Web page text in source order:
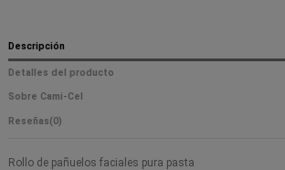
Descripción
Detalles del producto
Sobre Cami-Cel
Reseñas(0)
Rollo de pañuelos faciales pura pasta